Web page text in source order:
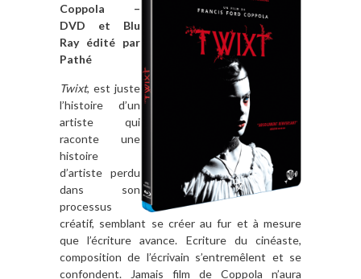
Coppola –
DVD et Blu
Ray édité par
Pathé
Twixt, est juste
l’histoire d’un
artiste qui
raconte une
histoire
d’artiste perdu
dans son
processus
créatif, semblant se créer au fur et à mesure
que l’écriture avance. Ecriture du cinéaste,
composition de l’écrivain s’entremêlent et se
confondent. Jamais film de Coppola n’aura